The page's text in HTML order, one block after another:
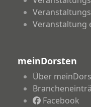
Veranstaltung
meinDorsten
Über
Facebook